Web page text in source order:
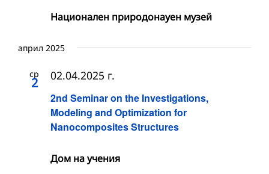
Национален природонауен музей
април 2025
ср
2
2nd Seminar on the Investigations,
Modeling and Optimization for
Nanocomposites Structures
02.04.2025 г.
Дом на учения